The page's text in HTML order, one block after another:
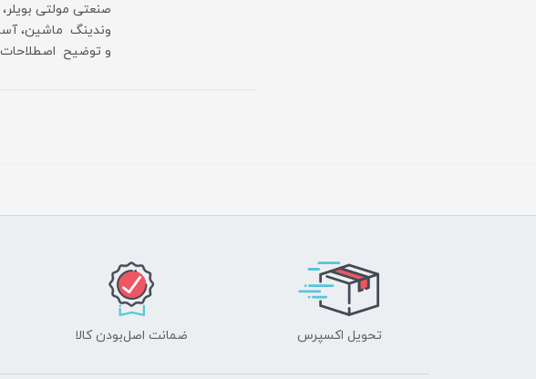
صنعتی مولتی
وندینگ ماشین،
و توضیح
تحویل اکسپرس ضمانت اصل‌بودن کالا